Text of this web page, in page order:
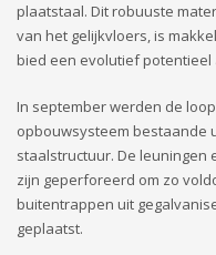
plaatstaal. Dit robuuste
van het gelijkvloers, is
bied een evolutief potentieel
In september werden de
opbouwsysteem bestaande
staalstructuur. De leuningen
zijn geperforeerd om zo
buitentrappen uit
geplaatst.